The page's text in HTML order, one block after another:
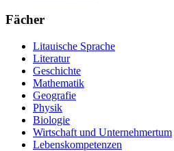
Fächer
Litauische Sprache
Literatur
Geschichte
Mathematik
Geografie
Physik
Biologie
Wirtschaft und Unternehmertum
Lebenskompetenzen